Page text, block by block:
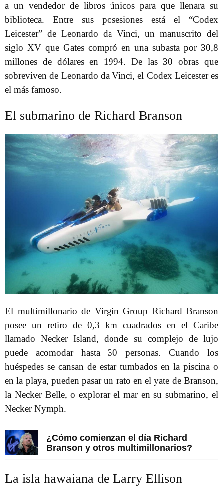
a un vendedor de libros únicos para que llenara su
biblioteca. Entre sus posesiones está el “Codex
Leicester” de Leonardo da Vinci, un manuscrito del
siglo XV que Gates compró en una subasta por 30,8
millones de dólares en 1994. De las 30 obras que
sobreviven de Leonardo da Vinci, el Codex Leicester es
el más famoso.
El submarino de Richard Branson
El multimillonario de Virgin Group Richard Branson
posee un retiro de 0,3 km cuadrados en el Caribe
llamado Necker Island, donde su complejo de lujo
puede acomodar hasta 30 personas. Cuando los
huéspedes se cansan de estar tumbados en la piscina o
en la playa, pueden pasar un rato en el yate de Branson,
la Necker Belle, o explorar el mar en su submarino, el
Necker Nymph.
¿Cómo comienzan el día Richard
Branson y otros multimillonarios?
La isla hawaiana de Larry Ellison